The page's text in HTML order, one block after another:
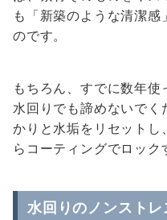
も「新築のような清潔
のです。
もちろん、すでに数年
水回りでも諦めないでく
かりと水垢をリセットし
らコーティングでロック
水回りのノンスト